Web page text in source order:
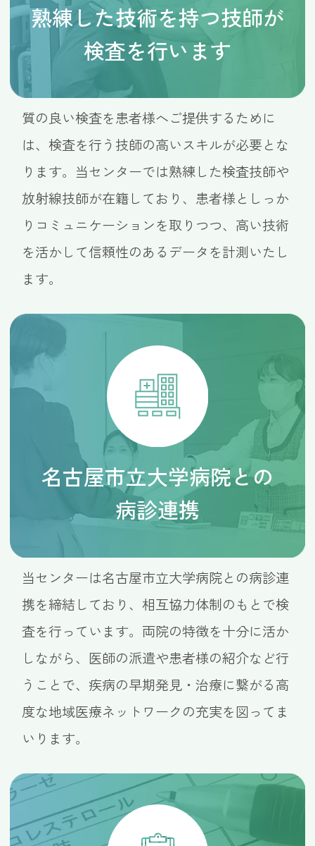
熟練した技術を持つ技師が
検査を行います
質の良い検査を患者様へご提供するために
は、検査を行う技師の高いスキルが必要とな
ります。当センターでは熟練した検査技師や
放射線技師が在籍しており、患者様としっか
りコミュニケーションを取りつつ、高い技術
を活かして信頼性のあるデータを計測いたし
ます。
名古屋市立大学病院との
病診連携
当センターは名古屋市立大学病院との病診連
携を締結しており、相互協力体制のもとで検
査を行っています。両院の特徴を十分に活か
しながら、医師の派遣や患者様の紹介など行
うことで、疾病の早期発見・治療に繋がる高
度な地域医療ネットワークの充実を図ってま
いります。